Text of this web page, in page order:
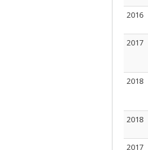
2016
2017
2018
2018
2017